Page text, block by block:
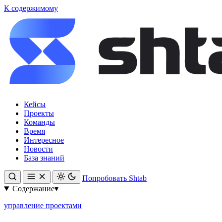
К содержимому
Кейсы
Проекты
Команды
Время
Интересное
Новости
База знаний
Попробовать Shtab
Содержание▾
управление проектами